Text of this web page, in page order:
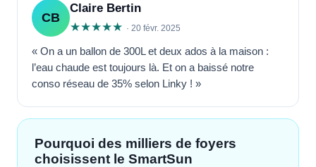
CB
Claire Bertin
★★★★★ · 20 févr. 2025
« On a un ballon de 300L et deux ados à la maison :
l’eau chaude est toujours là. Et on a baissé notre
conso réseau de 35% selon Linky ! »
Pourquoi des milliers de foyers
choisissent le SmartSun